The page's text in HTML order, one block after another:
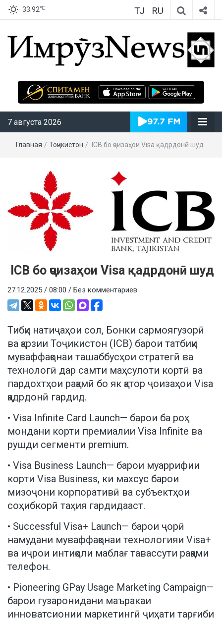
33.92℃ TJ RU
ИмрӯзNews
7 августа 2026
Главная / Тоҷикистон / ICB бо ҷоизаҳои Visa қадрдонӣ шуд
ICB бо ҷоизаҳои Visa қадрдонӣ шуд
27.12.2025 / 08:00 / Без комментариев
Тибқи натиҷаҳои сол, Бонки сармоягузорӣ
ва қарзии Тоҷикистон (ICB) барои татбиқи
муваффақонаи ташаббусҳои стратегӣ ва
технологӣ дар самти маҳсулоти кортӣ ва
пардохтҳои рақамӣ бо як қатор ҷоизаҳои Visa
қадрдонӣ гардид.
• Visa Infinite Card Launch— барои ба роҳ
мондани корти премиалии Visa Infinite ва
рушди сегменти premium.
• Visa Business Launch— барои муаррифии
корти Visa Business, ки махсус барои
мизоҷони корпоративӣ ва субъектҳои
соҳибкорӣ таҳия гардидааст.
• Successful Visa+ Launch— барои ҷорӣ
намудани муваффақонаи технологияи Visa+
ва иҷрои интиқоли маблағ тавассути рақами
телефон.
• Pioneering GPay Usage Marketing Campaign—
барои гузаронидани маъракаи
инноватсионии маркетингӣ ҷиҳати тарғиби